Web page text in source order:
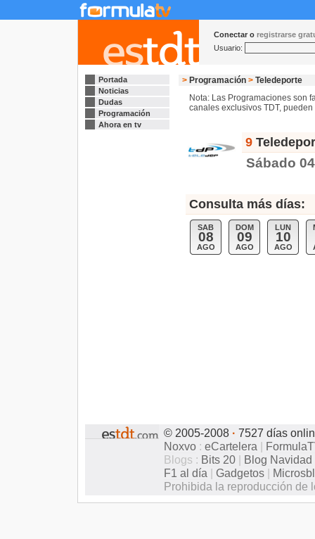
Conectar o registrarse
Usuario:
Portada
Noticias
Dudas
Programación
Ahora en tv
> Programación > Teledeporte
Nota: Las Programaciones son
canales exclusivos TDT,
9
Sábado
Consulta más días:
SAB
08
AGO
DOM
09
AGO
LUN
10
AGO
© 2005-2008 · 7527 días
Noxvo : eCartelera |
Blogs : Bits 20 | Blog Navidad
F1 al día | Gadgetos |
Prohibida la reproducción de